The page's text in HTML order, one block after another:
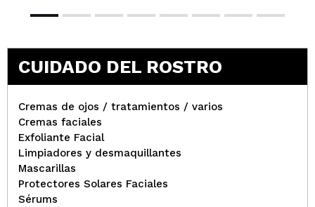
CUIDADO DEL ROSTRO
Cremas de ojos / tratamientos / varios
Cremas faciales
Exfoliante Facial
Limpiadores y desmaquillantes
Mascarillas
Protectores Solares Faciales
Sérums